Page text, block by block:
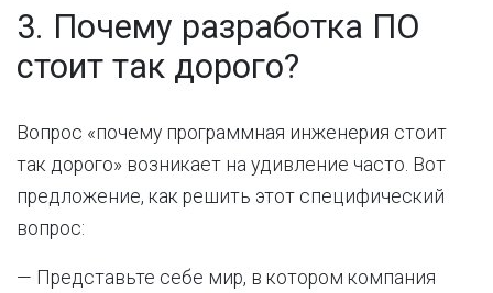
3. Почему разработка ПО
стоит так дорого?
Вопрос «почему программная инженерия стоит
так дорого» возникает на удивление часто. Вот
предложение, как решить этот специфический
вопрос:
— Представьте себе мир, в котором компания